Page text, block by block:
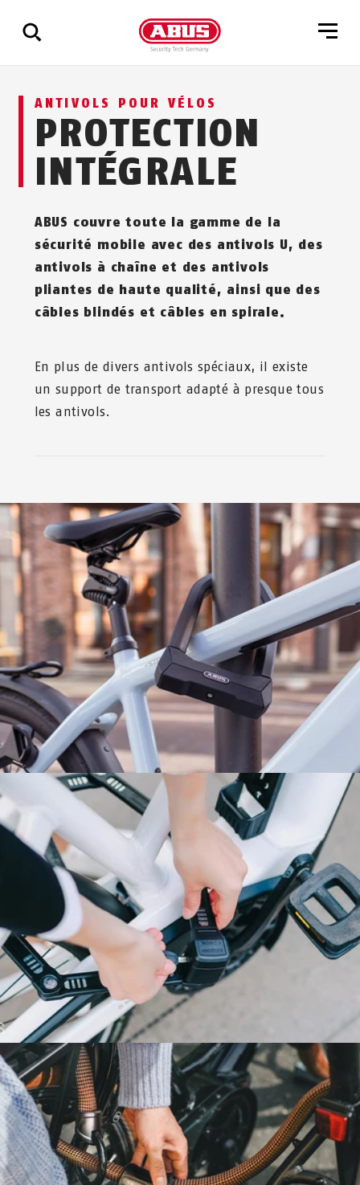
Affichage
tous
résultats
ANTIVOLS POUR VÉLOS
PROTECTION
INTÉGRALE
ABUS couvre toute la gamme de la
sécurité mobile avec des antivols U, des
antivols à chaîne et des antivols
pliantes de haute qualité, ainsi que des
câbles blindés et câbles en spirale.
En plus de divers antivols spéciaux, il existe
un support de transport adapté à presque tous
les antivols.
ANTIVOLS U - VÉLO
ANTIVOLS PLIABLES